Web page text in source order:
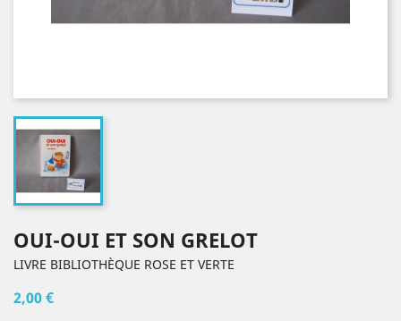
OUI-OUI ET SON GRELOT
LIVRE BIBLIOTHÈQUE ROSE ET VERTE
2,00 €